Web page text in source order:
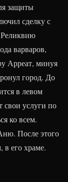
защиты
сделку с
Реликвию
варваров,
Арреат, минуя
город. До
в левом
свои услуги по
ко всем.
После этого
в его храме.